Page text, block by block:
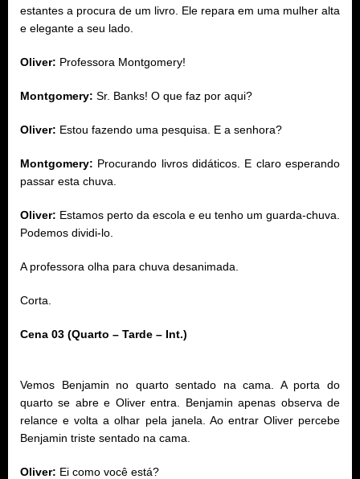
estantes a procura de um livro. Ele repara em uma mulher alta
e elegante a seu lado.
Oliver: Professora Montgomery!
Montgomery: Sr. Banks! O que faz por aqui?
Oliver: Estou fazendo uma pesquisa. E a senhora?
Montgomery: Procurando livros didáticos. E claro esperando
passar esta chuva.
Oliver: Estamos perto da escola e eu tenho um guarda-chuva.
Podemos dividi-lo.
A professora olha para chuva desanimada.
Corta.
Cena 03 (Quarto – Tarde – Int.)
Vemos Benjamin no quarto sentado na cama. A porta do
quarto se abre e Oliver entra. Benjamin apenas observa de
relance e volta a olhar pela janela. Ao entrar Oliver percebe
Benjamin triste sentado na cama.
Oliver: Ei como você está?